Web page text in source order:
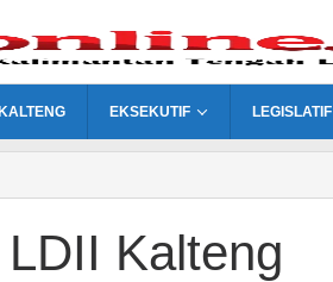
EKSEKUTIF LEGISLATIF
Kalteng